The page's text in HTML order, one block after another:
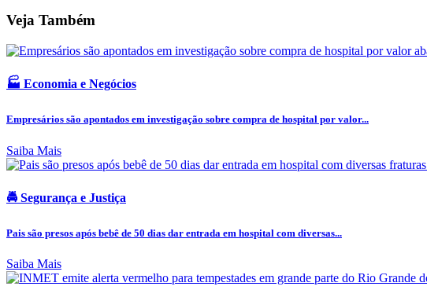
Veja Também
🏭 Economia e Negócios
Empresários são apontados em investigação sobre compra de hospital por valor...
Saiba Mais
🚔 Segurança e Justiça
Pais são presos após bebê de 50 dias dar entrada em hospital com diversas...
Saiba Mais